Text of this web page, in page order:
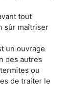
tout
sûr maîtriser
un ouvrage
des autres
ou
de traiter le